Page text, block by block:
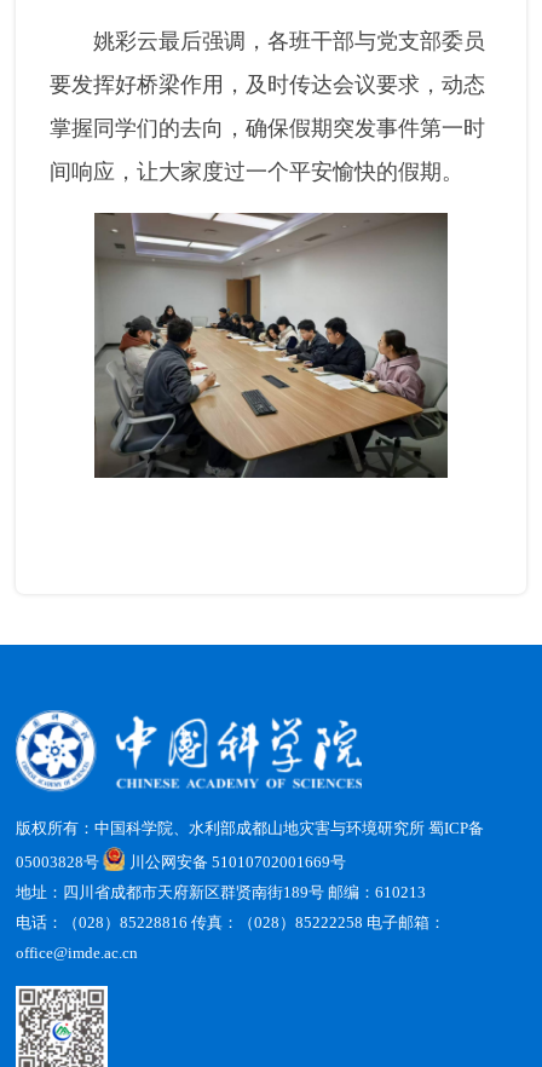
姚彩云最后强调，各班干部与党支部委员
要发挥好桥梁作用，及时传达会议要求，动态
掌握同学们的去向，确保假期突发事件第一时
间响应，让大家度过一个平安愉快的假期。
版权所有：中国科学院、水利部成都山地灾害与环境研究所蜀ICP备
05003828号
川公网安备 51010702001669号
地址：四川省成都市天府新区群贤南街189号 邮编：610213
电话：（028）85228816 传真：（028）85222258 电子邮箱：
office@imde.ac.cn